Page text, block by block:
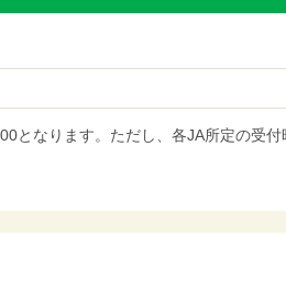
となります。ただし、各JA所定の受付